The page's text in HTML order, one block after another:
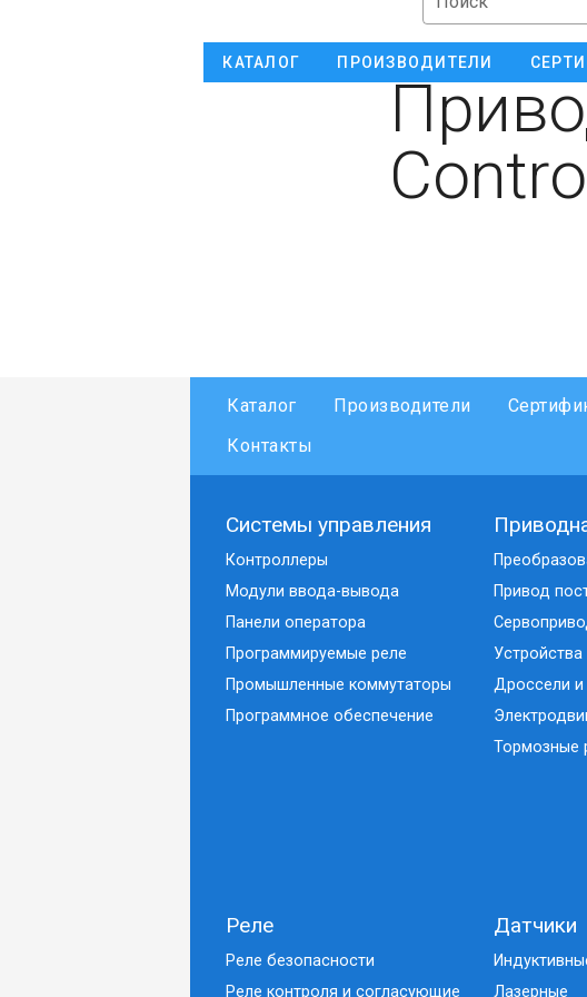
КАТАЛОГ ПРОИЗВОДИТЕЛИ
Каталог Производители
Контакты
Системы управления
Контроллеры
Модули ввода-вывода
Панели оператора
Программируемые реле
Промышленные коммутаторы
Программное обеспечение
Привод
Устройства
Дроссели и
Тормозные
Реле
Реле безопасности
Реле контроля и согласующие
Датчики
Лазерные